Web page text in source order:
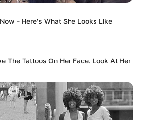
- Here's What She Looks Like
The Tattoos On Her Face. Look At Her